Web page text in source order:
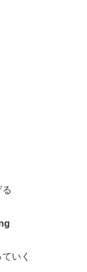
いく